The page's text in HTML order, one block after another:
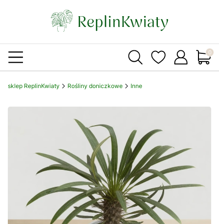
sklep ReplinKwiaty Rośliny doniczkowe Inne